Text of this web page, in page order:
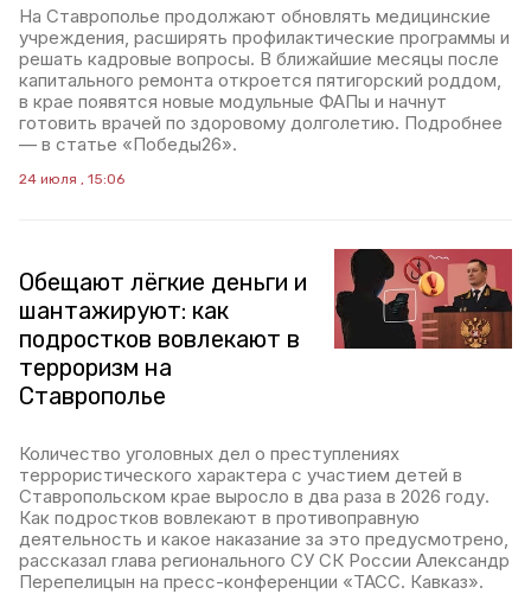
На Ставрополье продолжают обновлять медицинские
учреждения, расширять профилактические программы и
решать кадровые вопросы. В ближайшие месяцы после
капитального ремонта откроется пятигорский роддом,
в крае появятся новые модульные ФАПы и начнут
готовить врачей по здоровому долголетию. Подробнее
— в статье «Победы26».
24 июля , 15:06
Обещают лёгкие деньги и
шантажируют: как
подростков вовлекают в
терроризм на
Ставрополье
Количество уголовных дел о преступлениях
террористического характера с участием детей в
Ставропольском крае выросло в два раза в 2026 году.
Как подростков вовлекают в противоправную
деятельность и какое наказание за это предусмотрено,
рассказал глава регионального СУ СК России Александр
Перепелицын на пресс-конференции «ТАСС. Кавказ».